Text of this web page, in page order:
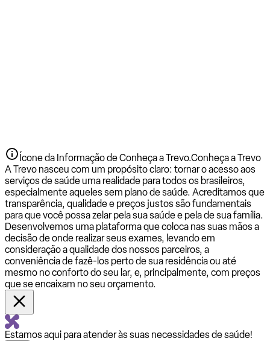
Ícone da Informação de Conheça a Trevo.Conheça a Trevo
A Trevo nasceu com um propósito claro: tornar o acesso aos
serviços de saúde uma realidade para todos os brasileiros,
especialmente aqueles sem plano de saúde. Acreditamos que
transparência, qualidade e preços justos são fundamentais
para que você possa zelar pela sua saúde e pela de sua família.
Desenvolvemos uma plataforma que coloca nas suas mãos a
decisão de onde realizar seus exames, levando em
consideração a qualidade dos nossos parceiros, a
conveniência de fazê-los perto de sua residência ou até
mesmo no conforto do seu lar, e, principalmente, com preços
que se encaixam no seu orçamento.
Estamos aqui para atender às suas necessidades de saúde!